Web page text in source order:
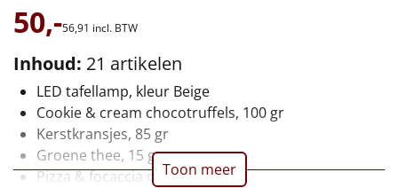
Mannen
Vrouwen
Duurzaam
50,-56,91 incl. BTW
Inhoud: 21 artikelen
LED tafellamp, kleur Beige
Cookie & cream chocotruffels, 100 gr
Kerstkransjes, 85 gr
Groene thee, 15 gr
Pizza & focaccia mix, 500 gr
Toon meer